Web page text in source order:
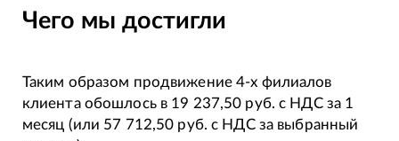
Чего мы достигли
Таким образом продвижение 4-х филиалов
клиента обошлось в 19 237,50 руб. с НДС за 1
месяц (или 57 712,50 руб. с НДС за выбранный